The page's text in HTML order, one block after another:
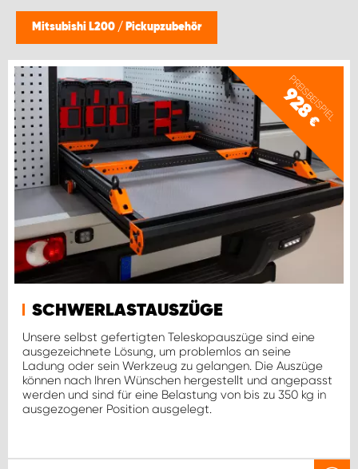
Mitsubishi L200 / Pickupzubehör
PREISBEISPIEL
928
€
SCHWERLASTAUSZÜGE
Unsere selbst gefertigten Teleskopauszüge sind eine
ausgezeichnete Lösung, um problemlos an seine
Ladung oder sein Werkzeug zu gelangen. Die Auszüge
können nach Ihren Wünschen hergestellt und angepasst
werden und sind für eine Belastung von bis zu 350 kg in
ausgezogener Position ausgelegt.
WORK SYSTEM LEIPZIG/HALLE
WORK SYSTEM LUDWIGSHAFEN
WORK SYSTEM MAGDEBURG
WORK SYSTEM MÜNCHEN
WORK SYSTEM OSNABRÜCK
WORK SYSTEM RHEINLAND
WORK SYSTEM ROSTOCK
WORK SYSTEM STUTTGART